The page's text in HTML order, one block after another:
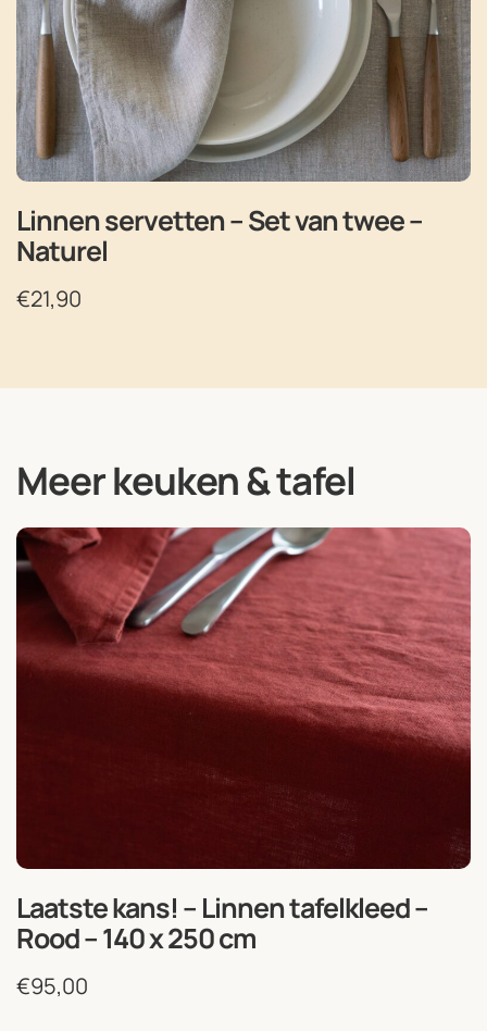
Linnen servetten – Set van twee –
Naturel
€21,90
Meer keuken & tafel
Laatste kans! – Linnen tafelkleed –
Rood – 140 x 250 cm
€95,00